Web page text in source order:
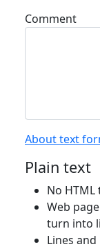
Comment
About text
Plain text
No HTML
Web
turn into
Lines